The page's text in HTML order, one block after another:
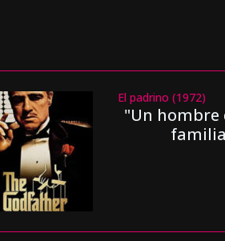
El padrino (1972)
"Un hombre